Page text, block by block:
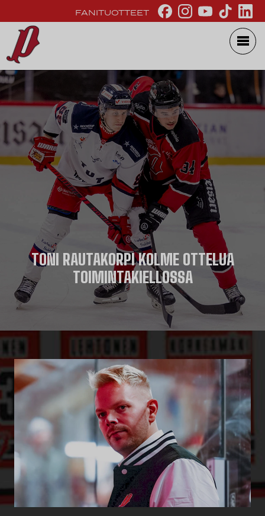
FANITUOTTEET
TONI RAUTAKORPI KOLME OTTELUA
TOIMINTAKIELLOSSA